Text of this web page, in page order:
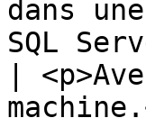
dans
SQL
|